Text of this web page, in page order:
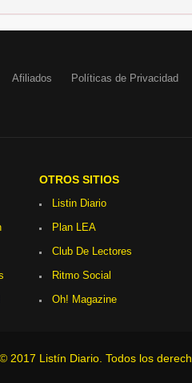
Afiliados Políticas de Privacidad
OTROS SITIOS
Listin Diario
Plan LEA
Club De Lectores
Ritmo Social
Oh! Magazine
2017 Listín Diario. Todos los